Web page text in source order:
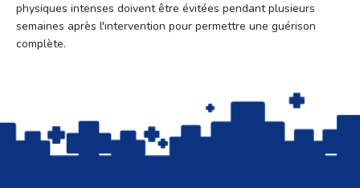
physiques intenses doivent être évitées pendant plusieurs
semaines après l'intervention pour permettre une guérison
complète.